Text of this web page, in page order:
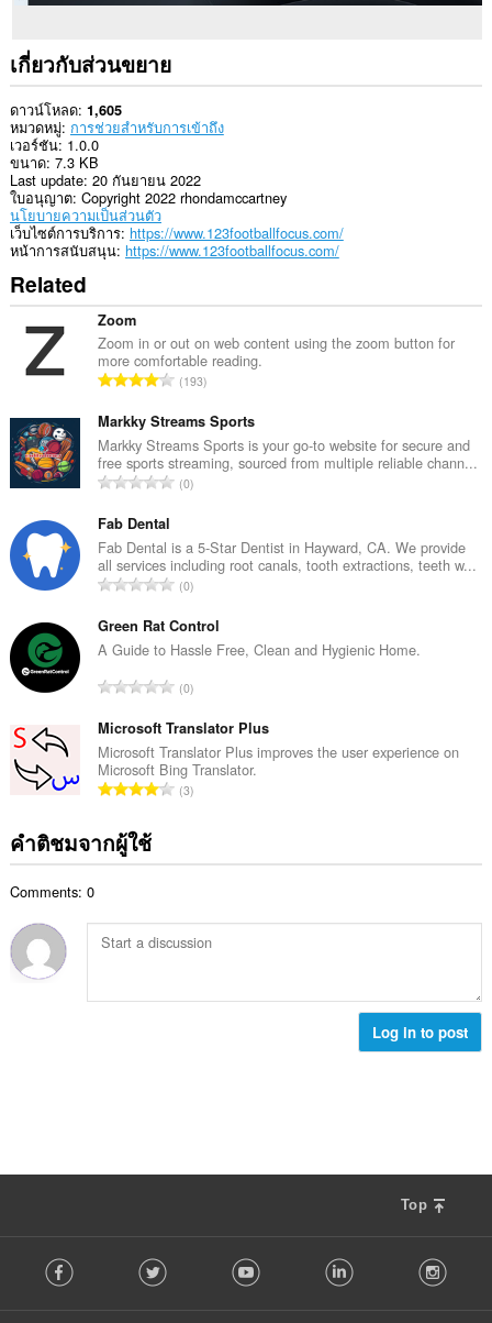
เกี่ยวกับส่วนขยาย
ดาวน์โหลด 1,605
หมวดหมู่ การช่วยสำหรับการเข้าถึง
เวอร์ชัน 1.0.0
ขนาด 7.3 KB
Last update 20 กันยายน 2022
ใบอนุญาต Copyright 2022 rhondamccartney
นโยบายความเป็นส่วนตัว
เว็บไซต์การบริการ https://www.123footballfocus.com/
หน้าการสนับสนุน https://www.123footballfocus.com/
Related
Zoom
Zoom in or out on web content using the zoom button for
more comfortable reading.
จำ
ว
น
ค
ะ
น
ร
ว
ม
ทั้
ห
ด
:
193
Markky Streams Sports
Markky Streams Sports is your go-to website for secure and
free sports streaming, sourced from multiple reliable chann...
จำ
น
ค
ะ
น
น
ร
ว
ม
ทั้
ง
ห
0
Fab Dental
Fab Dental is a 5-Star Dentist in Hayward, CA. We provide
all services including root canals, tooth extractions, teeth w...
จำ
ว
น
ะ
น
น
ร
ว
ง
ด
0
Green Rat Control
A Guide to Hassle Free, Clean and Hygienic Home.
จำ
ว
น
ค
ะ
น
ม
ทั้
0
Microsoft Translator Plus
Microsoft Translator Plus improves the user experience on
Microsoft Bing Translator.
จำ
แ
น
ว
3
คำติชมจากผู้ใช้
Comments: 0
Log in to post
Top
o Facebook Twitter Youtube LinkedIn